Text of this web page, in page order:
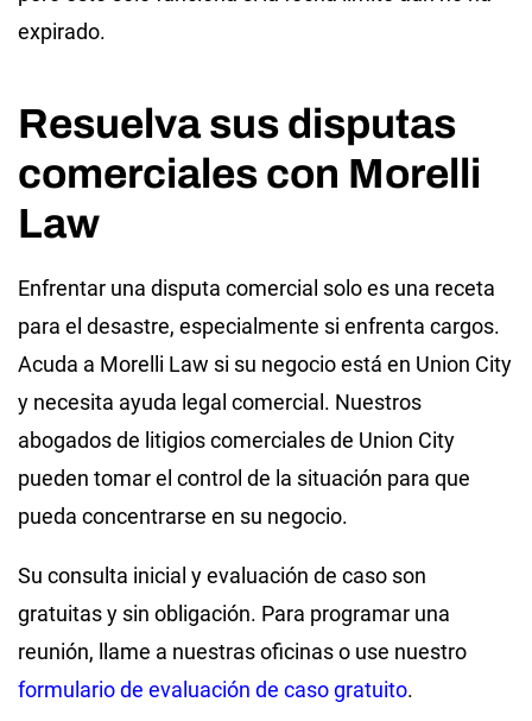
expirado.
Resuelva sus disputas
comerciales con Morelli
Law
Enfrentar una disputa comercial solo es una receta
para el desastre, especialmente si enfrenta cargos.
Acuda a Morelli Law si su negocio está en Union City
y necesita ayuda legal comercial. Nuestros
abogados de litigios comerciales de Union City
pueden tomar el control de la situación para que
pueda concentrarse en su negocio.
Su consulta inicial y evaluación de caso son
gratuitas y sin obligación. Para programar una
reunión, llame a nuestras oficinas o use nuestro
formulario de evaluación de caso gratuito.